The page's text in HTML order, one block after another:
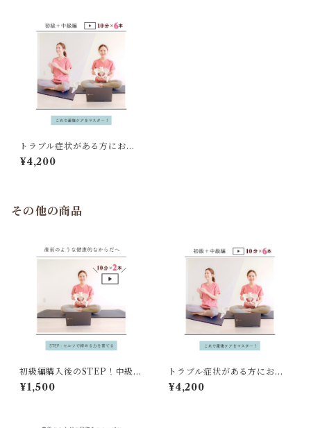
トラブル症状がある方におす
すめ！初級編・中級編【6つ動
画セット】
¥4,200
その他の商品
初級編購入後のSTEP！中級編
【骨盤底筋／腹横筋＋多裂筋
の２つ動画セット】
¥1,500
トラブル症状がある方におす
すめ！初級編・中級編【6つ動
画セット】
¥4,200